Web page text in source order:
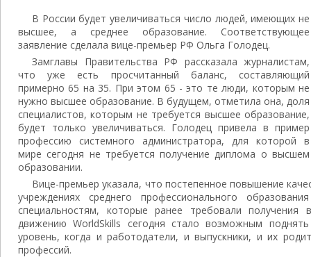
В России будет увеличиваться число людей, имеющих не
высшее, а среднее образование. Соответствующее
заявление сделала вице-премьер РФ Ольга Голодец.
Замглавы Правительства РФ рассказала журналистам,
что уже есть просчитанный баланс, составляющий
примерно 65 на 35. При этом 65 - это те люди, которым не
нужно высшее образование. В будущем, отметила она, доля
специалистов, которым не требуется высшее образование,
будет только увеличиваться. Голодец привела в пример
профессию системного администратора, для которой в
мире сегодня не требуется получение диплома о высшем
образовании.
Вице-премьер указала, что постепенное повышение
учреждениях среднего профессионального
специальностям, которые ранее требовали получения
движению WorldSkills сегодня стало возможным
уровень, когда и работодатели, и выпускники, и их
профессий.